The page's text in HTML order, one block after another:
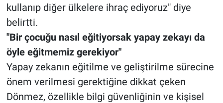
kullanıp diğer ülkelere ihraç ediyoruz" diye
belirtti.
"Bir çocuğu nasıl eğitiyorsak yapay zekayı da
öyle eğitmemiz gerekiyor"
Yapay zekanın eğitilme ve geliştirilme sürecine
önem verilmesi gerektiğine dikkat çeken
Dönmez, özellikle bilgi güvenliğinin ve kişisel